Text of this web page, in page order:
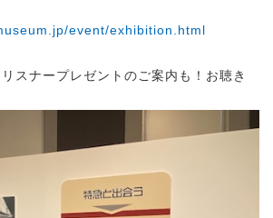
event/exhibition.html
ナープレゼントのご案内も！お聴き